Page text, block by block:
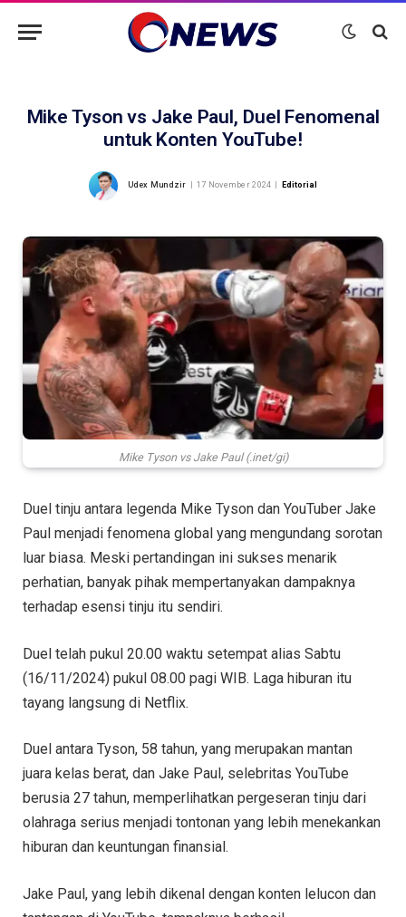
Mike Tyson vs Jake Paul, Duel Fenomenal
untuk Konten YouTube!
Udex Mundzir 17 November 2024 Editorial
Mike Tyson vs Jake Paul (.inet/gi)
Duel tinju antara legenda Mike Tyson dan YouTuber Jake
Paul menjadi fenomena global yang mengundang sorotan
luar biasa. Meski pertandingan ini sukses menarik
perhatian, banyak pihak mempertanyakan dampaknya
terhadap esensi tinju itu sendiri.
Duel telah pukul 20.00 waktu setempat alias Sabtu
(16/11/2024) pukul 08.00 pagi WIB. Laga hiburan itu
tayang langsung di Netflix.
Duel antara Tyson, 58 tahun, yang merupakan mantan
juara kelas berat, dan Jake Paul, selebritas YouTube
berusia 27 tahun, memperlihatkan pergeseran tinju dari
olahraga serius menjadi tontonan yang lebih menekankan
hiburan dan keuntungan finansial.
Jake Paul, yang lebih dikenal dengan konten lelucon dan